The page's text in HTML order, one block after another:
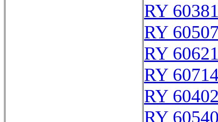
RY
RY
RY
RY
RY
RY